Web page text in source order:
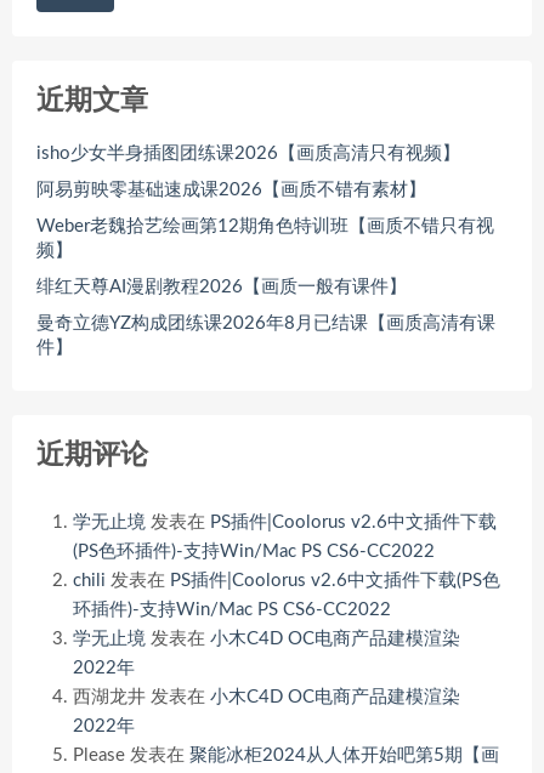
近期文章
isho少女半身插图团练课2026【画质高清只有视频】
阿易剪映零基础速成课2026【画质不错有素材】
Weber老魏拾艺绘画第12期角色特训班【画质不错只有视
频】
绯红天尊AI漫剧教程2026【画质一般有课件】
曼奇立德YZ构成团练课2026年8月已结课【画质高清有课
件】
近期评论
学无止境 发表在 PS插件|Coolorus v2.6中文插件下载
(PS色环插件)-支持Win/Mac PS CS6-CC2022
chili 发表在 PS插件|Coolorus v2.6中文插件下载(PS色
环插件)-支持Win/Mac PS CS6-CC2022
学无止境 发表在 小木C4D OC电商产品建模渲染
2022年
西湖龙井 发表在 小木C4D OC电商产品建模渲染
2022年
Please 发表在 聚能冰柜2024从人体开始吧第5期【画